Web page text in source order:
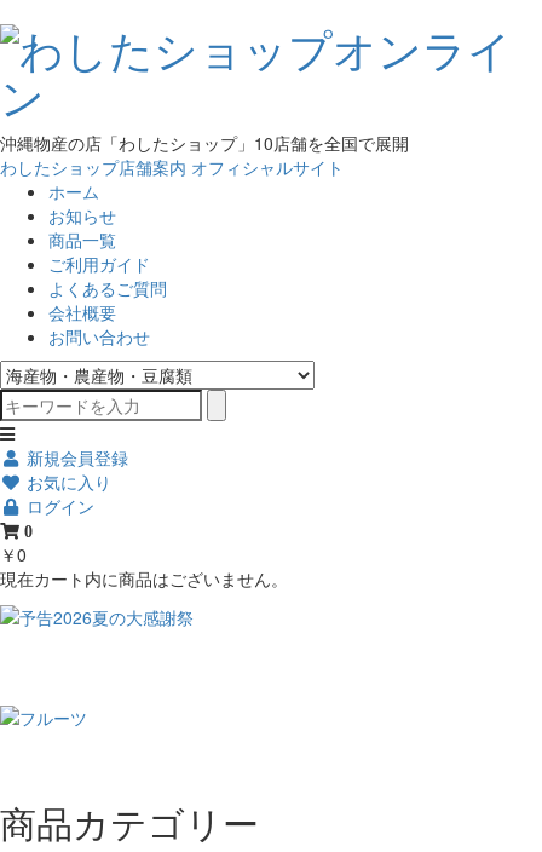
沖縄物産の店「わしたショップ」10店舗を全国で展開
わしたショップ店舗案内 オフィシャルサイト
ホーム
お知らせ
商品一覧
ご利用ガイド
よくあるご質問
会社概要
お問い合わせ
新規会員登録
お気に入り
ログイン
0
￥0
現在カート内に商品はございません。
商品カテゴリー